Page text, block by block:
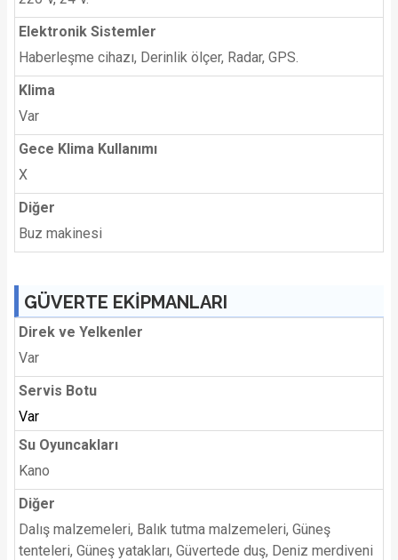
Elektronik Sistemler
Haberleşme cihazı, Derinlik ölçer, Radar, GPS.
Klima
Var
Gece Klima Kullanımı
X
Diğer
Buz makinesi
GÜVERTE EKİPMANLARI
Direk ve Yelkenler
Var
Servis Botu
Var
Su Oyuncakları
Kano
Diğer
Dalış malzemeleri, Balık tutma malzemeleri, Güneş
tenteleri, Güneş yatakları, Güvertede duş, Deniz merdiveni